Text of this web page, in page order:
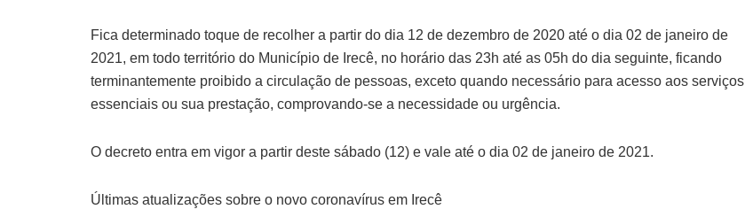
Fica determinado toque de recolher a partir do dia 12 de dezembro de 2020 até o dia 02 de janeiro de
2021, em todo território do Município de Irecê, no horário das 23h até as 05h do dia seguinte, ficando
terminantemente proibido a circulação de pessoas, exceto quando necessário para acesso aos serviços
essenciais ou sua prestação, comprovando-se a necessidade ou urgência.
O decreto entra em vigor a partir deste sábado (12) e vale até o dia 02 de janeiro de 2021.
Últimas atualizações sobre o novo coronavírus em Irecê